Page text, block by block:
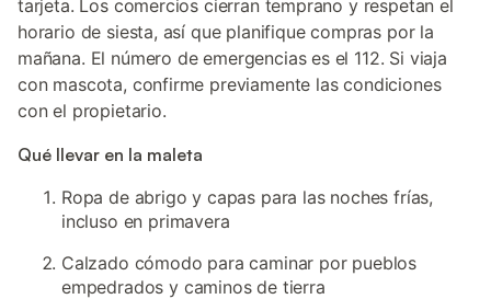
tarjeta. Los comercios cierran temprano y respetan el
horario de siesta, así que planifique compras por la
mañana. El número de emergencias es el 112. Si viaja
con mascota, confirme previamente las condiciones
con el propietario.
Qué llevar en la maleta
Ropa de abrigo y capas para las noches frías,
incluso en primavera
Calzado cómodo para caminar por pueblos
empedrados y caminos de tierra